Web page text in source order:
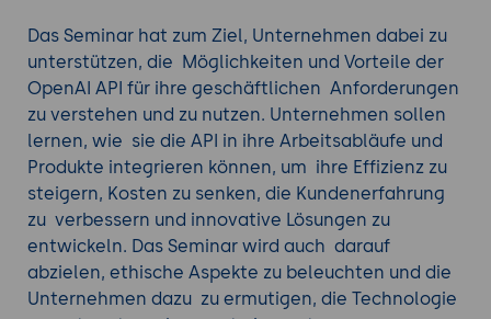
suchen.
Datenanalyse und -extraktion: Die API kann
verwendet werden, um große Mengen an
Textdaten zu analysieren und wertvolle
Erkenntnisse zu gewinnen. Unternehmen
können Informationen und Trends aus
unstrukturierten Daten extrahieren und diese
Erkenntnisse für strategische Entscheidungen
nutzen.
Sprachübergreifende Kommunikation:Die
OpenAI API unterstützt verschiedene
Das Seminar hat zum Ziel, Unternehmen dabei zu
unterstützen, die Möglichkeiten und Vorteile der
OpenAI API für ihre geschäftlichen Anforderungen
zu verstehen und zu nutzen. Unternehmen sollen
lernen, wie sie die API in ihre Arbeitsabläufe und
Produkte integrieren können, um ihre Effizienz zu
steigern, Kosten zu senken, die Kundenerfahrung
zu verbessern und innovative Lösungen zu
entwickeln. Das Seminar wird auch darauf
abzielen, ethische Aspekte zu beleuchten und die
Unternehmen dazu zu ermutigen, die Technologie